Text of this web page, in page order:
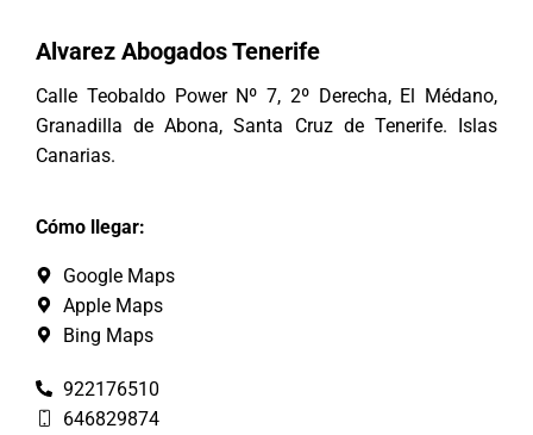
Alvarez Abogados Tenerife
Calle Teobaldo Power Nº 7, 2º Derecha, El Médano,
Granadilla de Abona, Santa Cruz de Tenerife. Islas
Canarias.
Cómo llegar:
Google Maps
Apple Maps
Bing Maps
922176510
646829874